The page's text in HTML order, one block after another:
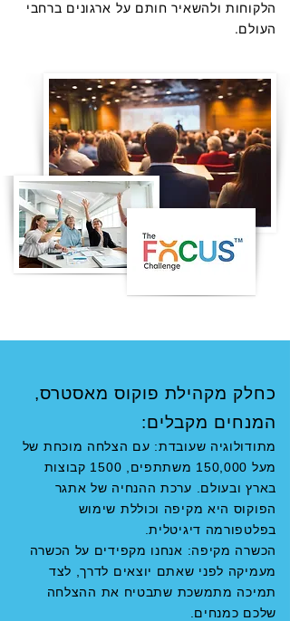
הלקוחות ולהשאיר חותם על ארגונים ברחבי
העולם.
כחלק מקהילת פוקוס מאסטרס,
המנחים מקבלים:
מתודולוגיה שעובדת: עם הצלחה מוכחת של
מעל 150,000 משתתפים, 1500 קבוצות
בארץ ובעולם. ערכת ההנחיה של אתגר
הפוקוס היא מקיפה וכוללת שימוש
בפלטפורמה דיגיטלית.
הכשרה מקיפה: אנחנו מקפידים על הכשרה
מעמיקה לפני שאתם יוצאים לדרך, לצד
תמיכה מתמשכת שתבטיח את ההצלחה
שלכם כמנחים.